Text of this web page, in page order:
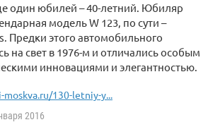
один юбилей – 40-летний. Юбиляр
модель W 123, по сути –
Предки этого автомобильного
на свет в 1976-м и отличались особым
инновациями и элегантностью.
moskva.ru/130-letniy-y...
2016